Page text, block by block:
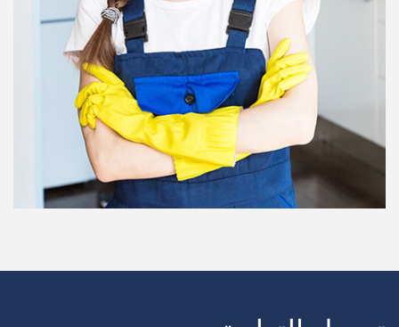
تنظيف المكاتب
مدرب لياقة بدنية
مكافحة الحشرات
العلاج الطبيعي